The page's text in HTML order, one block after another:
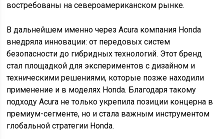
востребованы на североамериканском рынке.
В дальнейшем именно через Acura компания Honda
внедряла инновации: от передовых систем
безопасности до гибридных технологий. Этот бренд
стал площадкой для экспериментов с дизайном и
техническими решениями, которые позже находили
применение и в моделях Honda. Благодаря такому
подходу Acura не только укрепила позиции концерна в
премиум-сегменте, но и стала важным инструментом
глобальной стратегии Honda.